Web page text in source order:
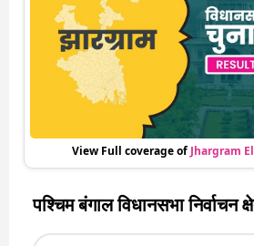
View Full coverage of Jhargram
पश्चिम बंगाल विधानसभा निर्वाचन